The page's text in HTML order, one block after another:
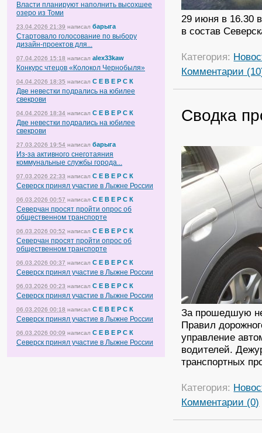
Власти планируют наполнить высохшее
озеро из Томи
23.04.2026 21:39 написал барыга
Стартовало голосование по выбору
дизайн-проектов для...
07.04.2026 15:18 написал alex33kaw
Конкурс чтецов «Колокол Чернобыля»
04.04.2026 18:35 написал С Е В Е Р С К
Две невестки подрались на юбилее
свекрови
04.04.2026 18:34 написал С Е В Е Р С К
Две невестки подрались на юбилее
свекрови
27.03.2026 19:54 написал барыга
Из-за активного снеготаяния
коммунальные службы города...
07.03.2026 22:33 написал С Е В Е Р С К
Северск принял участие в Лыжне России
06.03.2026 00:57 написал С Е В Е Р С К
Северчан просят пройти опрос об
общественном транспорте
06.03.2026 00:52 написал С Е В Е Р С К
Северчан просят пройти опрос об
общественном транспорте
06.03.2026 00:37 написал С Е В Е Р С К
Северск принял участие в Лыжне России
06.03.2026 00:23 написал С Е В Е Р С К
Северск принял участие в Лыжне России
06.03.2026 00:18 написал С Е В Е Р С К
Северск принял участие в Лыжне России
06.03.2026 00:09 написал С Е В Е Р С К
Северск принял участие в Лыжне России
29 июня в 16.30
в состав
Категория:
Комментарии
Сводка
За прошедшую
Правил
управление
водителей.
транспортных
Категория:
Комментарии (0)